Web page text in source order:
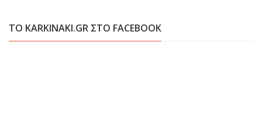
ΤΟ KARKINAKI.GR ΣΤΟ FACEBOOK